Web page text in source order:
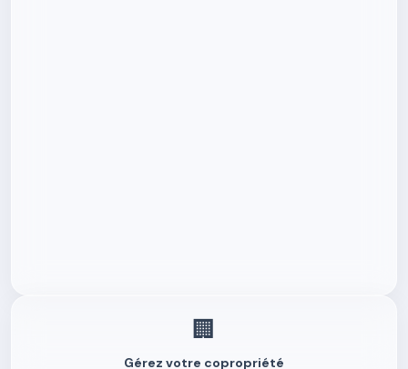
🏢
Gérez votre copropriété